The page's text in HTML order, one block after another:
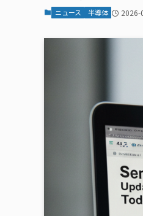
ニュース 半導体 2026-